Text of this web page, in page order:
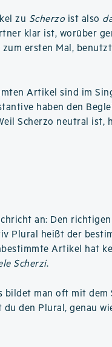
zu Scherzo ist also
klar ist, worüber
zum ersten Mal,
Artikel sind im
haben den
Scherzo neutral ist,
an: Den
Plural heißt der
Artikel hat
Scherzi.
bildet man oft mit dem
den Plural, genau